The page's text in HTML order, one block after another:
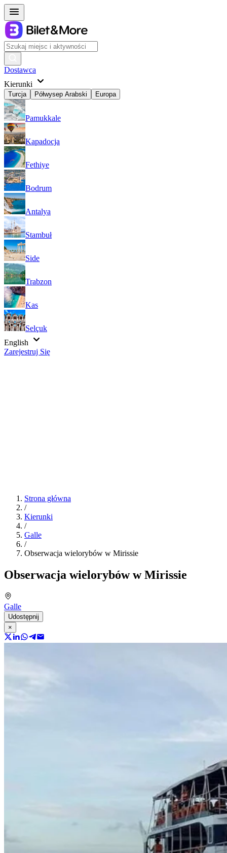
Dostawca
Kierunki
Turcja Półwysep Arabski Europa
Pamukkale
Kapadocja
Fethiye
Bodrum
Antalya
Stambuł
Side
Trabzon
Kas
Selçuk
English
Zarejestruj Się
Strona główna
/
Kierunki
/
Galle
/
Obserwacja wielorybów w Mirissie
Obserwacja wielorybów w Mirissie
Galle
Udostępnij
×